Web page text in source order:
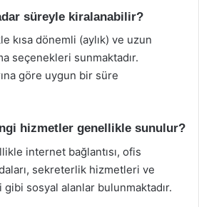
süreyle kiralanabilir?
kısa dönemli (aylık) ve uzun
seçenekleri sunmaktadır.
göre uygun bir süre
hizmetler genellikle sunulur?
internet bağlantısı, ofis
sekreterlik hizmetleri ve
sosyal alanlar bulunmaktadır.